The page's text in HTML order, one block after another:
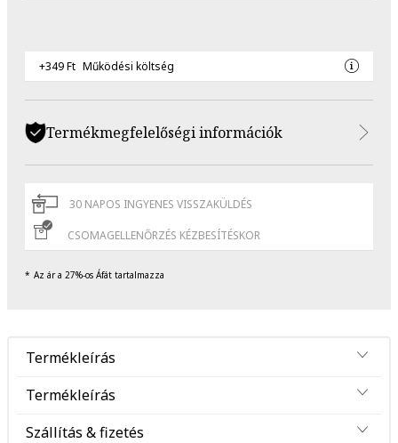
+349 Ft Működési költség
Termékmegfelelőségi információk
30 NAPOS INGYENES VISSZAKÜLDÉS
CSOMAGELLENŐRZÉS KÉZBESÍTÉSKOR
Az ár a 27%-os Áfát tartalmazza
Termékleírás
Termékleírás
Szállítás & fizetés